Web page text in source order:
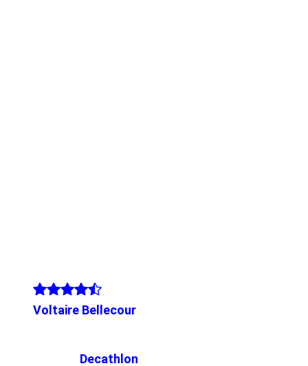
Voltaire Bellecour
Decathlon